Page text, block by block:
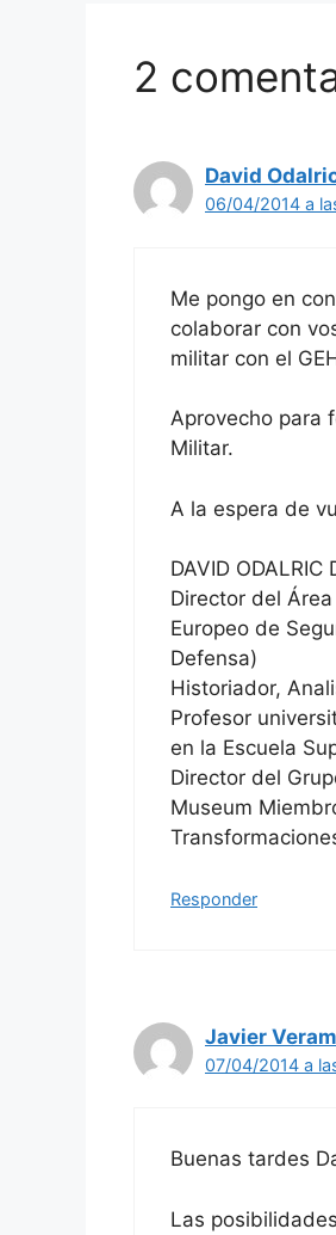
2
David
06/04/2014 a
Me pongo en
colaborar con
militar con el
Aprovecho para
Militar.
A la espera de
DAVID ODALRIC
Director del
Europeo de
Defensa)
Historiador,
Profesor
en la Escuela
Director del
Museum
Responder
Javier
07/04/2014 a
Buenas tardes
Las